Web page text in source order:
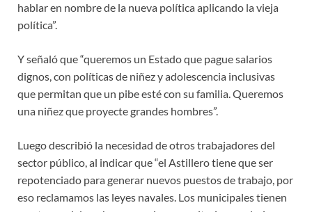
hablar en nombre de la nueva política aplicando la vieja
política”.
Y señaló que “queremos un Estado que pague salarios
dignos, con políticas de niñez y adolescencia inclusivas
que permitan que un pibe esté con su familia. Queremos
una niñez que proyecte grandes hombres”.
Luego describió la necesidad de otros trabajadores del
sector público, al indicar que “el Astillero tiene que ser
repotenciado para generar nuevos puestos de trabajo, por
eso reclamamos las leyes navales. Los municipales tienen